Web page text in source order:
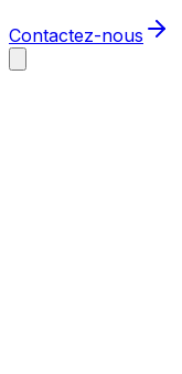
Contactez-nous